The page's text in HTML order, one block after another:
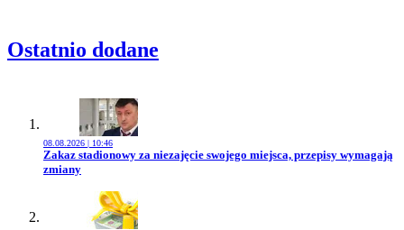
Ostatnio dodane
08.08.2026 | 10:46
Przejdź do artykułu:
Zakaz stadionowy za niezajęcie swojego miejsca, przepisy wymagają
zmiany